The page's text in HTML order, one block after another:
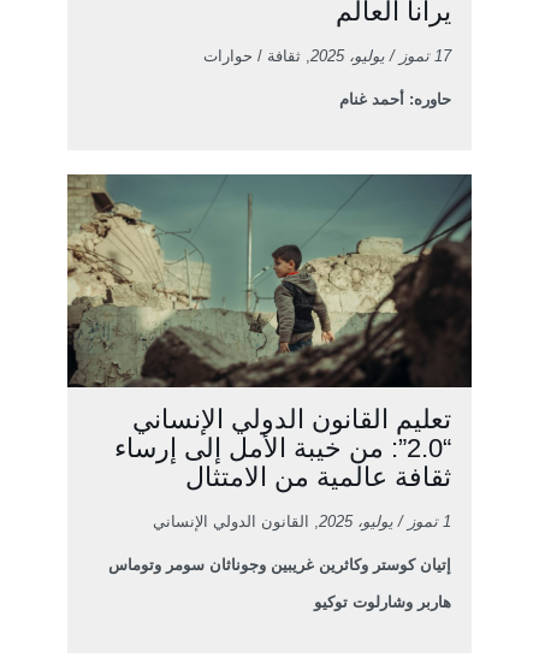
يرانا العالم
17 تموز / يوليو، 2025 , ثقافة / حوارات
حاوره: أحمد غنام
تعليم القانون الدولي الإنساني
“2.0”: من خيبة الأمل إلى إرساء
ثقافة عالمية من الامتثال
1 تموز / يوليو، 2025 , القانون الدولي الإنساني
إتيان كوستر وكاثرين غريبين وجوناثان سومر وتوماس
هاربر وشارلوت توكيو